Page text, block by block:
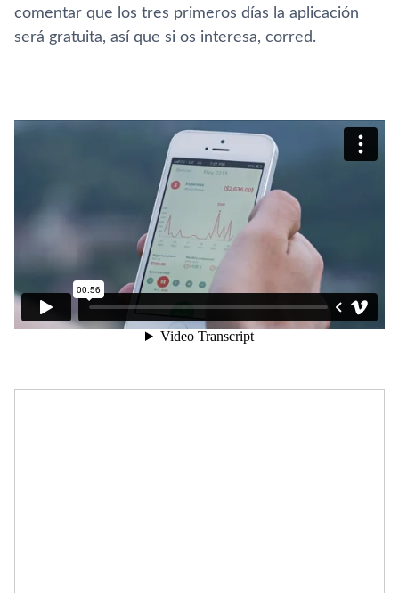
comentar que los tres primeros dí­as la aplicación
será gratuita, así­ que si os interesa, corred.